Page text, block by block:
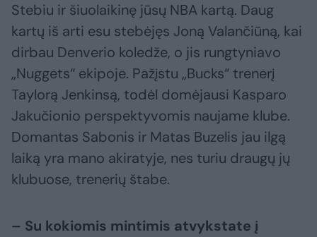
Stebiu ir šiuolaikinę jūsų NBA kartą. Daug
kartų iš arti esu stebėjęs Joną Valančiūną, kai
dirbau Denverio koledže, o jis rungtyniavo
„Nuggets“ ekipoje. Pažįstu „Bucks“ trenerį
Taylorą Jenkinsą, todėl domėjausi Kasparo
Jakučionio perspektyvomis naujame klube.
Domantas Sabonis ir Matas Buzelis jau ilgą
laiką yra mano akiratyje, nes turiu draugų jų
klubuose, trenerių štabe.
– Su kokiomis mintimis atvykstate į